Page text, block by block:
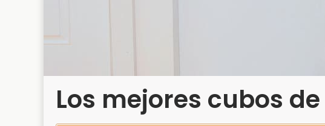
Los mejores cubos